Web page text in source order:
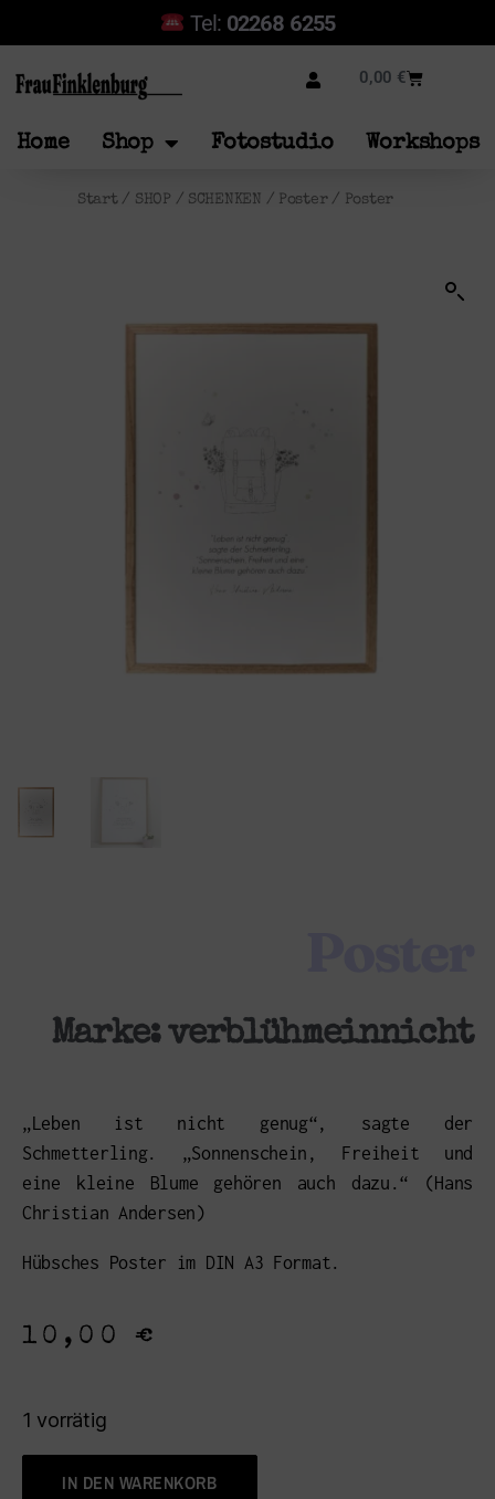
Tel: 02268 6255
0,00 €
Home Shop Fotostudio Workshops
Start/ SHOP / SCHENKEN / Poster/ Poster
Marke:verblühmeinnicht
„Leben ist nicht genug“, sagte der
Schmetterling. „Sonnenschein, Freiheit und
eine kleine Blume gehören auch dazu.“ (Hans
Christian Andersen)
Hübsches Poster im DIN A3 Format.
10,00 €
1 vorrätig
IN DEN WARENKORB